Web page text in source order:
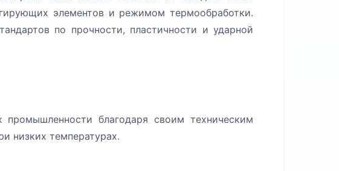
элементов и режимом термообработки.
по прочности, пластичности и ударной
благодаря своим техническим
низких температурах.